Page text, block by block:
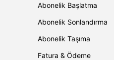
Abonelik Başlatma
Abonelik Sonlandırma
Abonelik Taşıma
Fatura & Ödeme